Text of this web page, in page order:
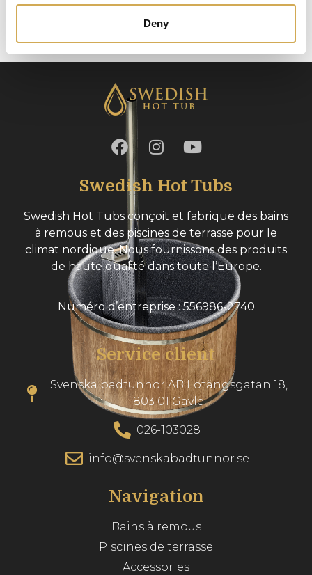
Deny
Bassengpumper WaterVISE, EcoVISE
Swedish Hot Tubs
Swedish Hot Tubs conçoit et fabrique des bains
à remous et des piscines de terrasse pour le
climat nordique. Nous fournissons des produits
de haute qualité dans toute l’Europe.
Numéro d’entreprise : 556986-2740
Service client
Svenska badtunnor AB Lötängsgatan 18,
803 01 Gävle
026-103028
info@svenskabadtunnor.se
Navigation
Bains à remous
Piscines de terrasse
Accessories